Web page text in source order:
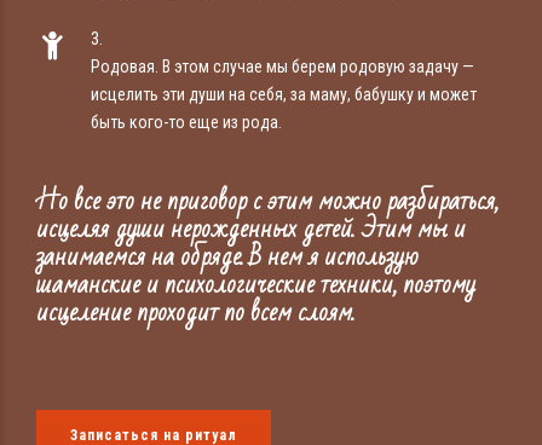
3.
Родовая. В этом случае мы берем родовую задачу —
исцелить эти души на себя, за маму, бабушку и может
быть кого-то еще из рода.
Но все это не приговор с этим можно разбираться,
исцеляя души нерожденных детей. Этим мы и
занимаемся на обряде. В нем я использую
шаманские и психологические техники, поэтому
исцеление проходит по всем слоям.
Записаться на ритуал